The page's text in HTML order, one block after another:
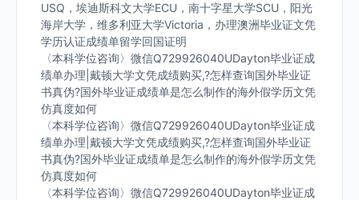
USQ，埃迪斯科文大学ECU，南十字星大学SCU，阳光
海岸大学，维多利亚大学Victoria，办理澳洲毕业证文凭
学历认证成绩单留学回国证明
〈本科学位咨询〉微信Q729926040UDayton毕业证成
绩单办理|戴顿大学文凭成绩购买,?怎样查询国外毕业证
书真伪?国外毕业证成绩单是怎么制作的海外假学历文凭
仿真度如何
〈本科学位咨询〉微信Q729926040UDayton毕业证成
绩单办理|戴顿大学文凭成绩购买,?怎样查询国外毕业证
书真伪?国外毕业证成绩单是怎么制作的海外假学历文凭
仿真度如何
〈本科学位咨询〉微信Q729926040UDayton毕业证成